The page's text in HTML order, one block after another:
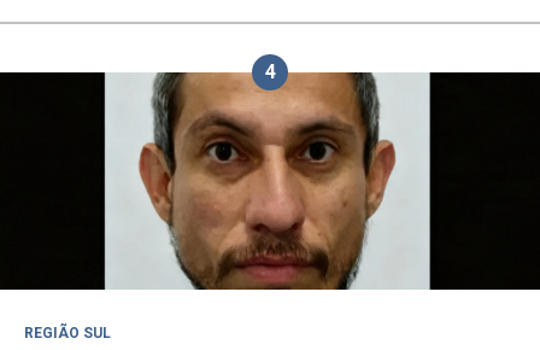
4
REGIÃO SUL